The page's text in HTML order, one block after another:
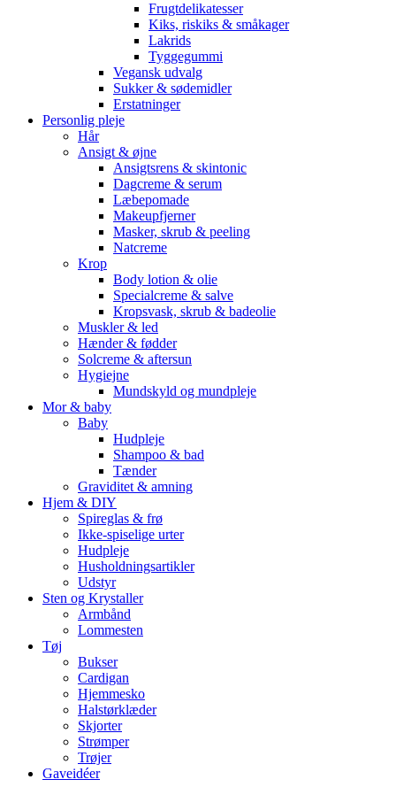
Frugtdelikatesser
Kiks, riskiks & småkager
Lakrids
Tyggegummi
Vegansk udvalg
Sukker & sødemidler
Erstatninger
Personlig pleje
Hår
Ansigt & øjne
Ansigtsrens & skintonic
Dagcreme & serum
Læbepomade
Makeupfjerner
Masker, skrub & peeling
Natcreme
Krop
Body lotion & olie
Specialcreme & salve
Kropsvask, skrub & badeolie
Muskler & led
Hænder & fødder
Solcreme & aftersun
Hygiejne
Mundskyld og mundpleje
Mor & baby
Baby
Hudpleje
Shampoo & bad
Tænder
Graviditet & amning
Hjem & DIY
Spireglas & frø
Ikke-spiselige urter
Hudpleje
Husholdningsartikler
Udstyr
Sten og Krystaller
Armbånd
Lommesten
Tøj
Bukser
Cardigan
Hjemmesko
Halstørklæder
Skjorter
Strømper
Trøjer
Gaveidéer